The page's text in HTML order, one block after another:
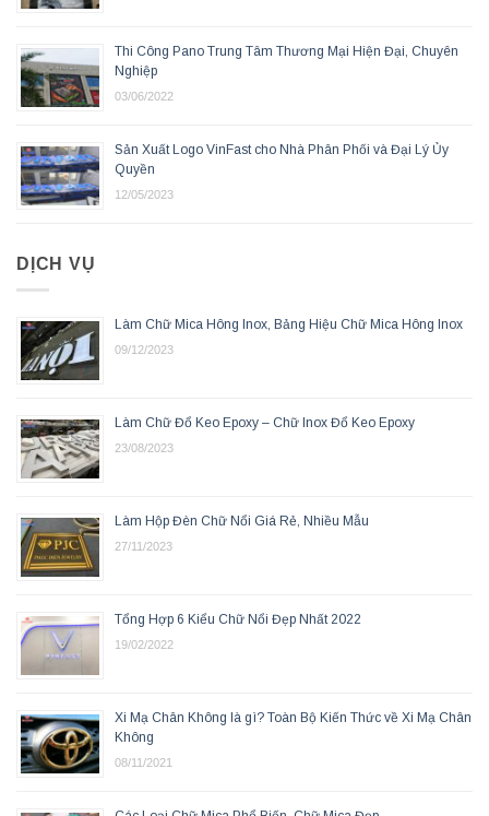
Thi Công Pano Trung Tâm Thương Mại Hiện Đại, Chuyên
Nghiệp
03/06/2022
Sản Xuất Logo VinFast cho Nhà Phân Phối và Đại Lý Ủy
Quyền
12/05/2023
DỊCH VỤ
Làm Chữ Mica Hông Inox, Bảng Hiệu Chữ Mica Hông Inox
09/12/2023
Làm Chữ Đổ Keo Epoxy – Chữ Inox Đổ Keo Epoxy
23/08/2023
Làm Hộp Đèn Chữ Nổi Giá Rẻ, Nhiều Mẫu
27/11/2023
Tổng Hợp 6 Kiểu Chữ Nổi Đẹp Nhất 2022
19/02/2022
Xi Mạ Chân Không là gì? Toàn Bộ Kiến Thức về Xi Mạ Chân
Không
08/11/2021